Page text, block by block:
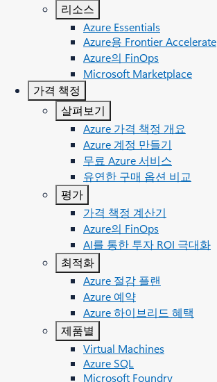
리소스
Azure Essentials
Azure용 Frontier Accelerate
Azure의 FinOps
Microsoft Marketplace
가격 책정
살펴보기
Azure 가격 책정 개요
Azure 계정 만들기
무료 Azure 서비스
유연한 구매 옵션 비교
평가
가격 책정 계산기
Azure의 FinOps
AI를 통한 투자 ROI 극대화
최적화
Azure 절감 플랜
Azure 예약
Azure 하이브리드 혜택
제품별
Virtual Machines
Azure SQL
Microsoft Foundry